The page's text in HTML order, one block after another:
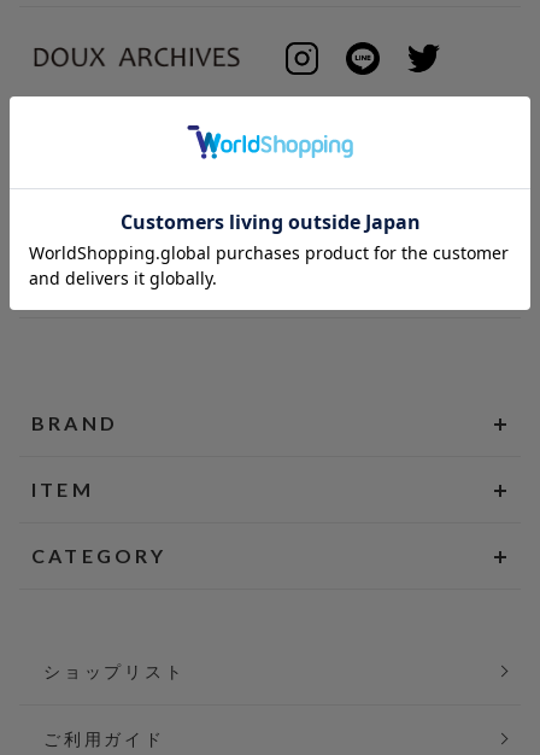
BRAND
ITEM
CATEGORY
ショップリスト
ご利用ガイド